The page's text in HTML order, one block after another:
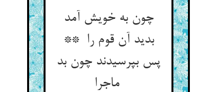
چون به خویش آمد
بدید آن قوم را **
پس بپرسیدند چون بد
ماجرا